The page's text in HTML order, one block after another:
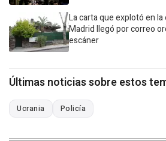
La carta que explotó en
Madrid llegó por correo
escáner
Últimas noticias sobre estos
Ucrania Policía